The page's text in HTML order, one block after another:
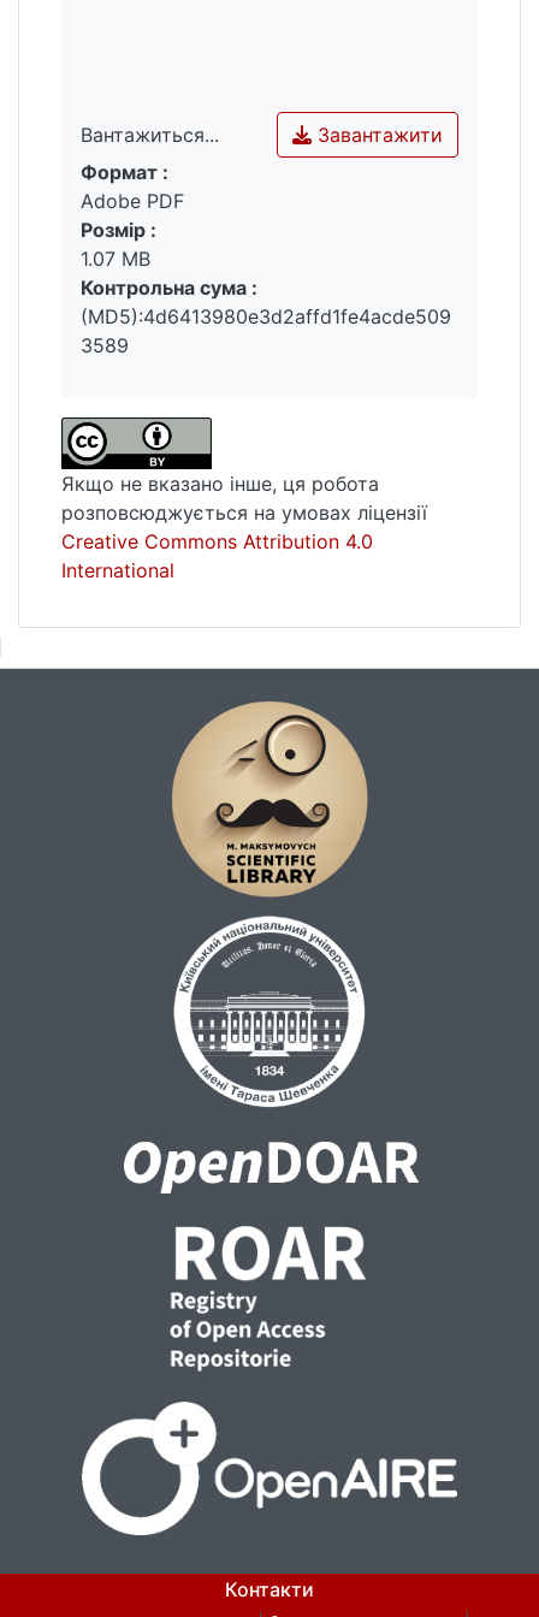
Вантажиться...
Вантажиться...
Завантажити
Формат :
Adobe PDF
Розмір :
1.07 MB
Контрольна сума :
(MD5):4d6413980e3d2affd1fe4acde509
3589
Якщо не вказано інше, ця робота
розповсюджується на умовах ліцензії
Creative Commons Attribution 4.0
International
Контакти